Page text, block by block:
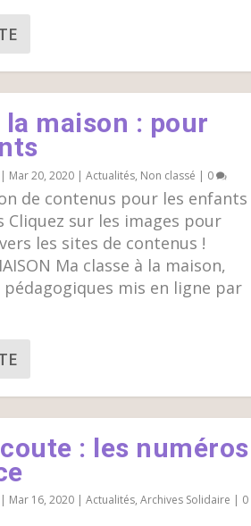
la maison : pour
| Mar 20, 2020 |Actualités, Non classé | 0
de contenus pour les enfants
Cliquez sur les images pour
les sites de contenus !
Ma classe à la maison,
mis en ligne par
: les numéros
| Mar 16, 2020 |Actualités,Archives Solidaire | 0